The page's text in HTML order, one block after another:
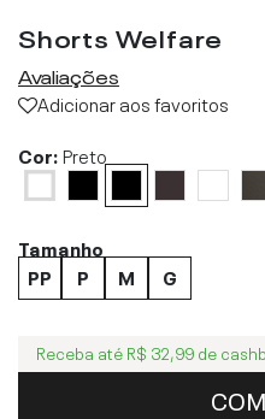
Shorts Welfare
Avaliações
Adicionar aos favoritos
Cor:Preto
Tamanho
PP
P M G
Receba até R$ 32,99 de